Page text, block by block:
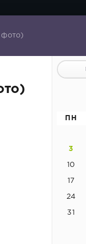
фото)
ПН
3
10
17
24
31